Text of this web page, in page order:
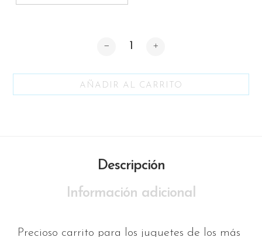
AÑADIR AL CARRITO
Descripción
Información adicional
Precioso carrito para los juguetes de los más